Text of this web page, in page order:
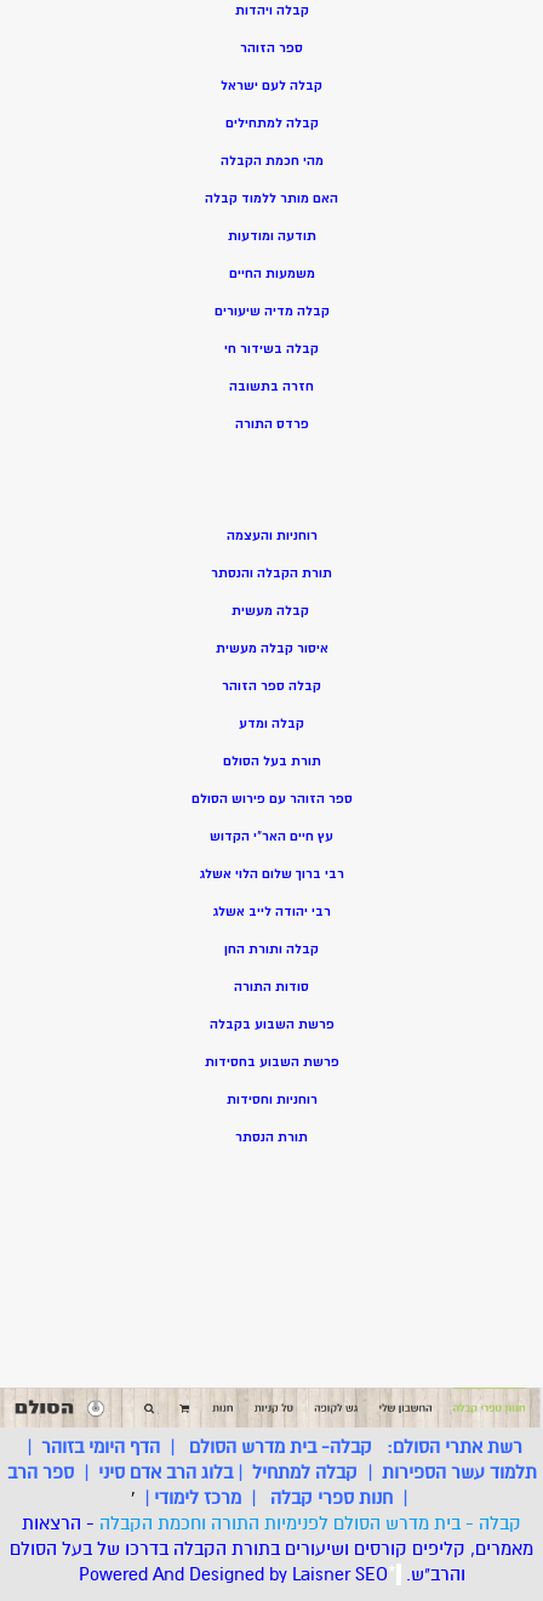
קבלה ויהדות
ספר הזוהר
קבלה לעם ישראל
קבלה למתחילים
מהי חכמת הקבלה
האם מותר ללמוד קבלה
תודעה ומודעות
משמעות החיים
קבלה מדיה שיעורים
קבלה בשידור חי
חזרה בתשובה
פרדס התורה
רוחניות והעצמה
תורת הקבלה והנסתר
קבלה מעשית
איסור קבלה מעשית
קבלה ספר הזוהר
קבלה ומדע
תורת בעל הסולם
ספר הזוהר עם פירוש הסולם
עץ חיים האר”י הקדוש
רבי ברוך שלום הלוי אשלג
רבי יהודה לייב אשלג
קבלה ותורת החן
סודות התורה
פרשת השבוע בקבלה
פרשת השבוע בחסידות
רוחניות וחסידות
תורת הנסתר
רשת אתרי הסולם: קבלה- בית מדרש הסולם |הדף היומי בזוהר |
תלמוד עשר הספירות | קבלה למתחיל |בלוג הרב אדם סיני |ספר הרב
| חנות ספרי קבלה | מרכז לימודי |
'
קבלה - בית מדרש הסולם לפנימיות התורה וחכמת הקבלה - הרצאות
מאמרים, קליפים קורסים ושיעורים בתורת הקבלה בדרכו של בעל הסולם
והרב"ש. *
Powered And Designed by LaisnerSEO